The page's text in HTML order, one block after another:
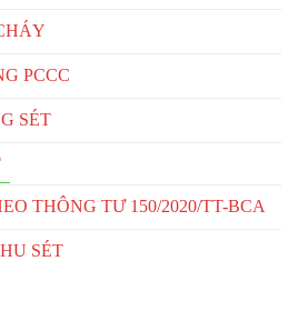
PCCC
SÉT
THÔNG TƯ 150/2020/TT-BCA
SÉT